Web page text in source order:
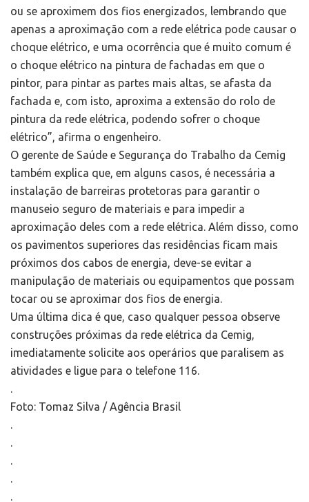
ou se aproximem dos fios energizados, lembrando que
apenas a aproximação com a rede elétrica pode causar o
choque elétrico, e uma ocorrência que é muito comum é
o choque elétrico na pintura de fachadas em que o
pintor, para pintar as partes mais altas, se afasta da
fachada e, com isto, aproxima a extensão do rolo de
pintura da rede elétrica, podendo sofrer o choque
elétrico”, afirma o engenheiro.
O gerente de Saúde e Segurança do Trabalho da Cemig
também explica que, em alguns casos, é necessária a
instalação de barreiras protetoras para garantir o
manuseio seguro de materiais e para impedir a
aproximação deles com a rede elétrica. Além disso, como
os pavimentos superiores das residências ficam mais
próximos dos cabos de energia, deve-se evitar a
manipulação de materiais ou equipamentos que possam
tocar ou se aproximar dos fios de energia.
Uma última dica é que, caso qualquer pessoa observe
construções próximas da rede elétrica da Cemig,
imediatamente solicite aos operários que paralisem as
atividades e ligue para o telefone 116.
.
Foto: Tomaz Silva / Agência Brasil
.
.
.
.
.